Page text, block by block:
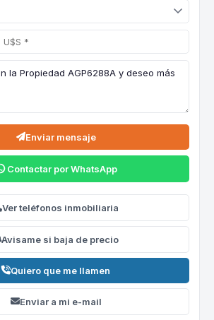
Enviar mensaje
Contactar por WhatsApp
Ver teléfonos inmobiliaria
Avisame si baja de precio
Quiero que me llamen
Enviar a mi e-mail